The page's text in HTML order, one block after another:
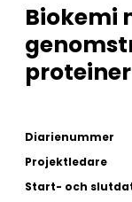
Biokemi
proteiner
Diarienummer
Projektledare
Start- och